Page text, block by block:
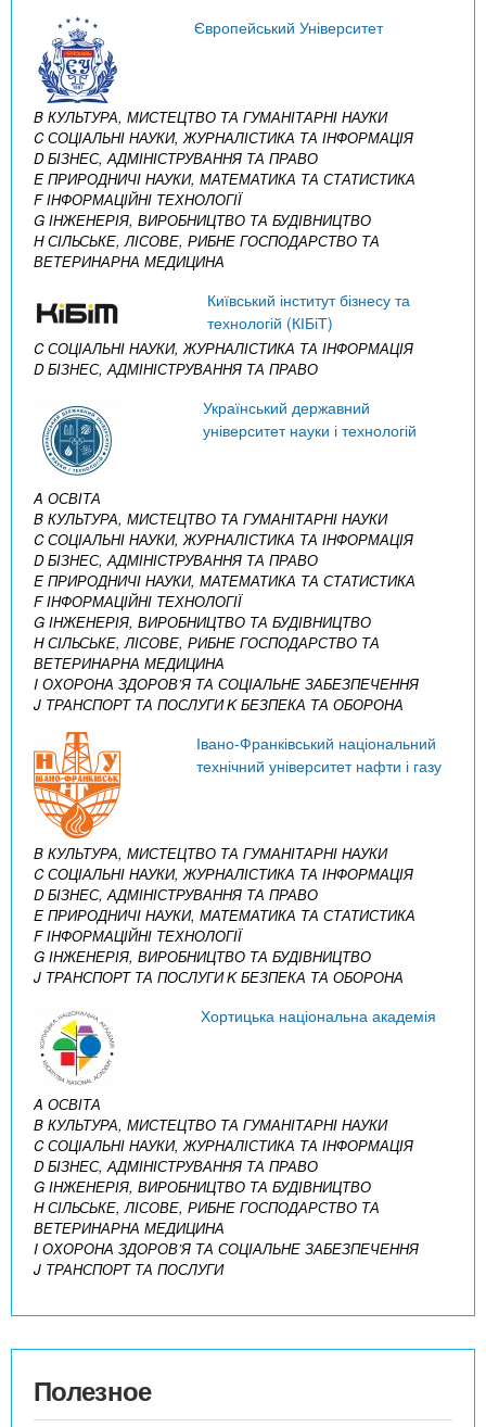
Європейський Університет
B КУЛЬТУРА, МИСТЕЦТВО ТА ГУМАНІТАРНІ НАУКИ
C СОЦІАЛЬНІ НАУКИ, ЖУРНАЛІСТИКА ТА ІНФОРМАЦІЯ
D БІЗНЕС, АДМІНІСТРУВАННЯ ТА ПРАВО
E ПРИРОДНИЧІ НАУКИ, МАТЕМАТИКА ТА СТАТИСТИКА
F ІНФОРМАЦІЙНІ ТЕХНОЛОГІЇ
G ІНЖЕНЕРІЯ, ВИРОБНИЦТВО ТА БУДІВНИЦТВО
H СІЛЬСЬКЕ, ЛІСОВЕ, РИБНЕ ГОСПОДАРСТВО ТА
ВЕТЕРИНАРНА МЕДИЦИНА
Київський інститут бізнесу та
технологій (КІБіТ)
C СОЦІАЛЬНІ НАУКИ, ЖУРНАЛІСТИКА ТА ІНФОРМАЦІЯ
D БІЗНЕС, АДМІНІСТРУВАННЯ ТА ПРАВО
Український державний
університет науки і технологій
A ОСВІТА
B КУЛЬТУРА, МИСТЕЦТВО ТА ГУМАНІТАРНІ НАУКИ
C СОЦІАЛЬНІ НАУКИ, ЖУРНАЛІСТИКА ТА ІНФОРМАЦІЯ
D БІЗНЕС, АДМІНІСТРУВАННЯ ТА ПРАВО
E ПРИРОДНИЧІ НАУКИ, МАТЕМАТИКА ТА СТАТИСТИКА
F ІНФОРМАЦІЙНІ ТЕХНОЛОГІЇ
G ІНЖЕНЕРІЯ, ВИРОБНИЦТВО ТА БУДІВНИЦТВО
H СІЛЬСЬКЕ, ЛІСОВЕ, РИБНЕ ГОСПОДАРСТВО ТА
ВЕТЕРИНАРНА МЕДИЦИНА
I ОХОРОНА ЗДОРОВ’Я ТА СОЦІАЛЬНЕ ЗАБЕЗПЕЧЕННЯ
J ТРАНСПОРТ ТА ПОСЛУГИK БЕЗПЕКА ТА ОБОРОНА
Івано-Франківський національний
технічний університет нафти і газу
B КУЛЬТУРА, МИСТЕЦТВО ТА ГУМАНІТАРНІ НАУКИ
C СОЦІАЛЬНІ НАУКИ, ЖУРНАЛІСТИКА ТА ІНФОРМАЦІЯ
D БІЗНЕС, АДМІНІСТРУВАННЯ ТА ПРАВО
E ПРИРОДНИЧІ НАУКИ, МАТЕМАТИКА ТА СТАТИСТИКА
F ІНФОРМАЦІЙНІ ТЕХНОЛОГІЇ
G ІНЖЕНЕРІЯ, ВИРОБНИЦТВО ТА БУДІВНИЦТВО
J ТРАНСПОРТ ТА ПОСЛУГИK БЕЗПЕКА ТА ОБОРОНА
Хортицька національна академія
A ОСВІТА
B КУЛЬТУРА, МИСТЕЦТВО ТА ГУМАНІТАРНІ НАУКИ
C СОЦІАЛЬНІ НАУКИ, ЖУРНАЛІСТИКА ТА ІНФОРМАЦІЯ
D БІЗНЕС, АДМІНІСТРУВАННЯ ТА ПРАВО
G ІНЖЕНЕРІЯ, ВИРОБНИЦТВО ТА БУДІВНИЦТВО
H СІЛЬСЬКЕ, ЛІСОВЕ, РИБНЕ ГОСПОДАРСТВО ТА
ВЕТЕРИНАРНА МЕДИЦИНА
I ОХОРОНА ЗДОРОВ’Я ТА СОЦІАЛЬНЕ ЗАБЕЗПЕЧЕННЯ
J ТРАНСПОРТ ТА ПОСЛУГИ
Полезное